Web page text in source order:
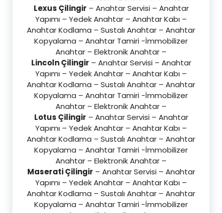
Lexus Çilingir – Anahtar Servisi – Anahtar
Yapımı – Yedek Anahtar – Anahtar Kabı –
Anahtar Kodlama – Sustalı Anahtar – Anahtar
Kopyalama – Anahtar Tamiri -İmmobilizer
Anahtar – Elektronik Anahtar –
Lincoln Çilingir – Anahtar Servisi – Anahtar
Yapımı – Yedek Anahtar – Anahtar Kabı –
Anahtar Kodlama – Sustalı Anahtar – Anahtar
Kopyalama – Anahtar Tamiri -İmmobilizer
Anahtar – Elektronik Anahtar –
Lotus Çilingir – Anahtar Servisi – Anahtar
Yapımı – Yedek Anahtar – Anahtar Kabı –
Anahtar Kodlama – Sustalı Anahtar – Anahtar
Kopyalama – Anahtar Tamiri -İmmobilizer
Anahtar – Elektronik Anahtar –
Maserati Çilingir – Anahtar Servisi – Anahtar
Yapımı – Yedek Anahtar – Anahtar Kabı –
Anahtar Kodlama – Sustalı Anahtar – Anahtar
Kopyalama – Anahtar Tamiri -İmmobilizer